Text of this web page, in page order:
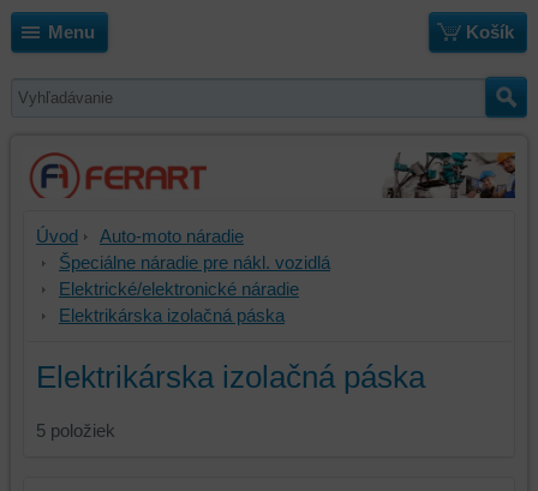
Menu Košík
Úvod
Auto-moto náradie
Špeciálne náradie pre nákl. vozidlá
Elektrické/elektronické náradie
Elektrikárska izolačná páska
Elektrikárska izolačná páska
5 položiek